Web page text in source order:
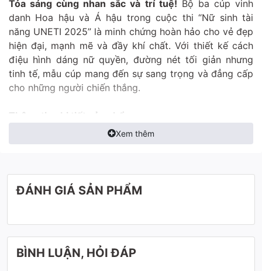
Tỏa sáng cùng nhan sắc và trí tuệ! Bộ ba cúp vinh
danh Hoa hậu và Á hậu trong cuộc thi “Nữ sinh tài
năng UNETI 2025” là minh chứng hoàn hảo cho vẻ đẹp
hiện đại, mạnh mẽ và đầy khí chất. Với thiết kế cách
điệu hình dáng nữ quyền, đường nét tối giản nhưng
tinh tế, mẫu cúp mang đến sự sang trọng và đẳng cấp
cho những người chiến thắng.
Thông tin chi tiết sản phẩm:
Xem thêm
ĐÁNH GIÁ SẢN PHẨM
BÌNH LUẬN, HỎI ĐÁP